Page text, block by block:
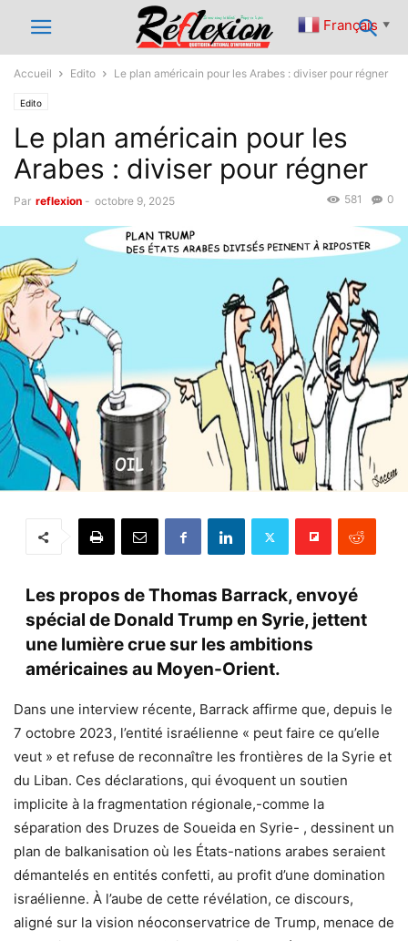
Accueil Edito Le plan américain pour les Arabes : diviser pour régner
Edito
Le plan américain pour les
Arabes : diviser pour régner
Par reflexion - octobre 9, 2025 0
581
Les propos de Thomas Barrack, envoyé
spécial de Donald Trump en Syrie, jettent
une lumière crue sur les ambitions
américaines au Moyen-Orient.
Dans une interview récente, Barrack affirme que, depuis le
7 octobre 2023, l’entité israélienne « peut faire ce qu’elle
veut » et refuse de reconnaître les frontières de la Syrie et
du Liban. Ces déclarations, qui évoquent un soutien
implicite à la fragmentation régionale,-comme la
séparation des Druzes de Soueida en Syrie- , dessinent un
plan de balkanisation où les États-nations arabes seraient
démantelés en entités confetti, au profit d’une domination
israélienne. À l’aube de cette révélation, ce discours,
aligné sur la vision néoconservatrice de Trump, menace de
Français ▼